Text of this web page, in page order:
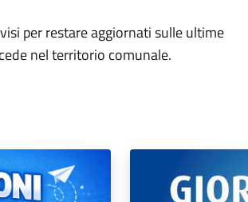
per restare aggiornati sulle ultime
nel territorio comunale.